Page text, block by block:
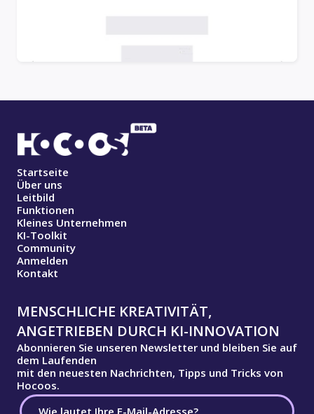
Startseite
Über uns
Leitbild
Funktionen
Kleines Unternehmen
KI-Toolkit
Community
Anmelden
Kontakt
MENSCHLICHE KREATIVITÄT,
ANGETRIEBEN DURCH KI-INNOVATION
Abonnieren Sie unseren Newsletter und bleiben Sie auf
dem Laufenden
mit den neuesten Nachrichten, Tipps und Tricks von
Hocoos.